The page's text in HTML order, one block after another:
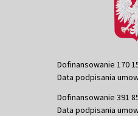
Dofinansowanie 170
Data podpisania
Dofinansowanie 391
Data podpisania